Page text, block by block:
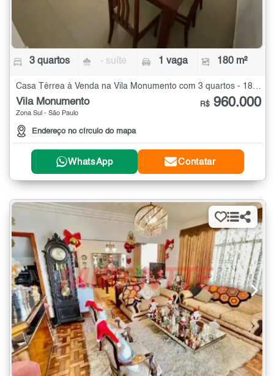
3 quartos - suíte 1 vaga 180 m²
Casa Térrea à Venda na Vila Monumento com 3 quartos - 180 m²
Vila Monumento
Zona Sul - São Paulo
Endereço no círculo do mapa
R$ 960.000
WhatsApp Contatar